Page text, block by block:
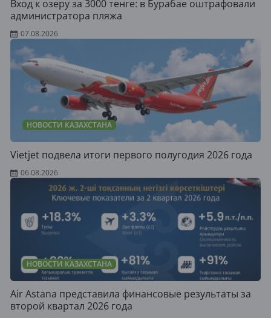
Вход к озеру за 3000 тенге: в Бурабае оштрафовали
администратора пляжа
07.08.2026
НОВОСТИ КАЗАХСТАНА
Vietjet подвела итоги первого полугодия 2026 года
06.08.2026
НОВОСТИ КАЗАХСТАНА
Air Astana представила финансовые результаты за
второй квартал 2026 года